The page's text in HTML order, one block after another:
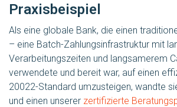
Praxisbeispiel
Als eine globale Bank, die einen
– eine Batch-Zahlungsinfrastruktur mit
Verarbeitungszeiten und langsamerem
verwendete und bereit war, auf einen
20022-Standard umzusteigen, wandte
und einen unserer zertifizierte